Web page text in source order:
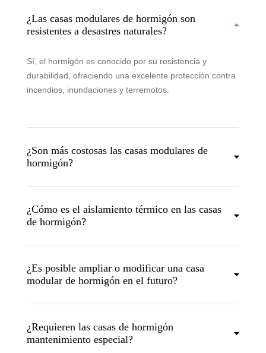
¿Las casas modulares de hormigón son
resistentes a desastres naturales?
Sí, el hormigón es conocido por su resistencia y
durabilidad, ofreciendo una excelente protección contra
incendios, inundaciones y terremotos.
¿Son más costosas las casas modulares de
hormigón?
¿Cómo es el aislamiento térmico en las casas
de hormigón?
¿Es posible ampliar o modificar una casa
modular de hormigón en el futuro?
¿Requieren las casas de hormigón
mantenimiento especial?